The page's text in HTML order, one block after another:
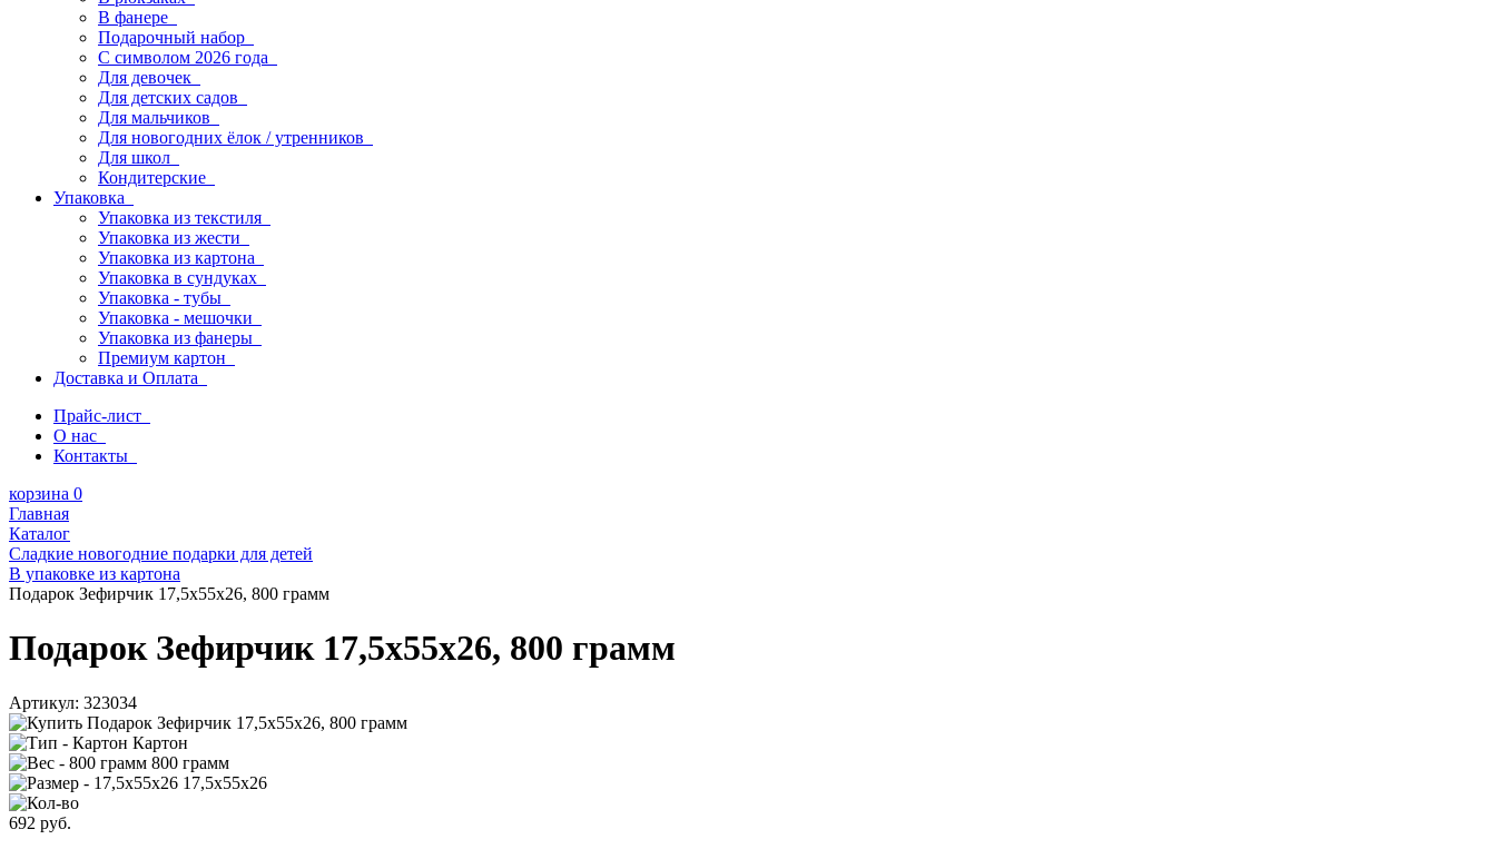
В фанере
Подарочный набор
С символом 2026 года
Для девочек
Для детских садов
Для мальчиков
Для новогодних ёлок / утренников
Для школ
Кондитерские
Упаковка
Упаковка из текстиля
Упаковка из жести
Упаковка из картона
Упаковка в сундуках
Упаковка - тубы
Упаковка - мешочки
Упаковка из фанеры
Премиум картон
Доставка и Оплата
Прайс-лист
О нас
Контакты
корзина 0
Главная
Каталог
Сладкие новогодние подарки для детей
В упаковке из картона
Подарок Зефирчик 17,5х55х26, 800 грамм
Подарок Зефирчик 17,5х55х26, 800 грамм
Артикул: 323034
Картон
800 грамм
17,5х55х26
692 руб.